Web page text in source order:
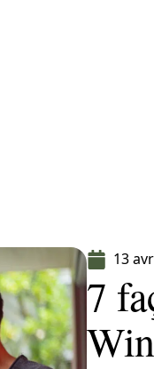
13
7